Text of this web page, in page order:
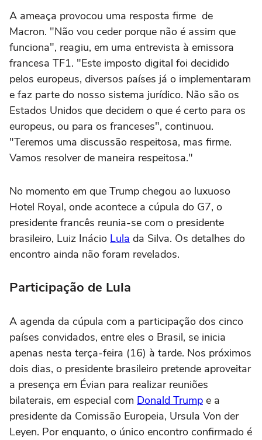
A ameaça provocou uma resposta firme de
Macron. "Não vou ceder porque não é assim que
funciona", reagiu, em uma entrevista à emissora
francesa TF1. "Este imposto digital foi decidido
pelos europeus, diversos países já o implementaram
e faz parte do nosso sistema jurídico. Não são os
Estados Unidos que decidem o que é certo para os
europeus, ou para os franceses", continuou.
"Teremos uma discussão respeitosa, mas firme.
Vamos resolver de maneira respeitosa."
No momento em que Trump chegou ao luxuoso
Hotel Royal, onde acontece a cúpula do G7, o
presidente francês reunia-se com o presidente
brasileiro, Luiz Inácio Lula da Silva. Os detalhes do
encontro ainda não foram revelados.
Participação de Lula
A agenda da cúpula com a participação dos cinco
países convidados, entre eles o Brasil, se inicia
apenas nesta terça-feira (16) à tarde. Nos próximos
dois dias, o presidente brasileiro pretende aproveitar
a presença em Évian para realizar reuniões
bilaterais, em especial com Donald Trump e a
presidente da Comissão Europeia, Ursula Von der
Leyen. Por enquanto, o único encontro confirmado é